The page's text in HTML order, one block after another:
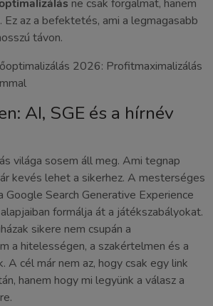
ne csak forgalmat, hanem
az a befektetés, ami a legmagasabb
távon.
AI, SGE és a hírnév
világa sosem áll meg. Ami tegnap
kevés lehet a sikerhez. A mesterséges
Google Search Generative Experience
formálja át a játékszabályokat.
sikere nem csupán a
a hitelességen, a szakértelmen és a
A cél már nem az, hogy csak egy link
hanem hogy mi legyünk a válasz a